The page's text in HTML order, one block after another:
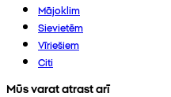
Mājoklim
Sievietēm
Vīriešiem
Citi
Mūs varat atrast arī